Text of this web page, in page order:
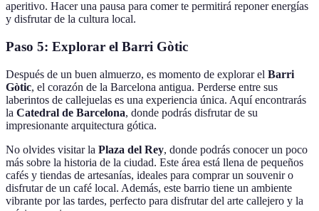
aperitivo. Hacer una pausa para comer te permitirá reponer energías
y disfrutar de la cultura local.
Paso 5: Explorar el Barri Gòtic
Después de un buen almuerzo, es momento de explorar el Barri
Gòtic, el corazón de la Barcelona antigua. Perderse entre sus
laberintos de callejuelas es una experiencia única. Aquí encontrarás
la Catedral de Barcelona, donde podrás disfrutar de su
impresionante arquitectura gótica.
No olvides visitar la Plaza del Rey, donde podrás conocer un poco
más sobre la historia de la ciudad. Este área está llena de pequeños
cafés y tiendas de artesanías, ideales para comprar un souvenir o
disfrutar de un café local. Además, este barrio tiene un ambiente
vibrante por las tardes, perfecto para disfrutar del arte callejero y la